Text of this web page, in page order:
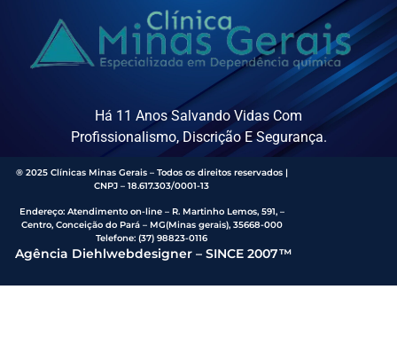
Há 11 Anos Salvando Vidas Com
Profissionalismo, Discrição E Segurança.
® 2025 Clínicas Minas Gerais – Todos os direitos reservados |
CNPJ – 18.617.303/0001-13
Endereço: Atendimento on-line – R. Martinho Lemos, 591, –
Centro, Conceição do Pará – MG(Minas gerais), 35668-000
Telefone:(37) 98823-0116
Agência Diehlwebdesigner – SINCE 2007™